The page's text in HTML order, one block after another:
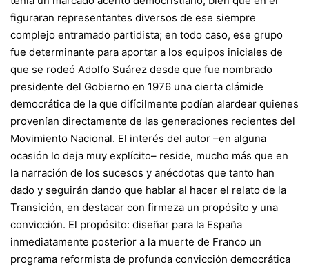
figuraran representantes diversos de ese siempre
complejo entramado partidista; en todo caso, ese grupo
fue determinante para aportar a los equipos iniciales de
que se rodeó Adolfo Suárez desde que fue nombrado
presidente del Gobierno en 1976 una cierta clámide
democrática de la que difícilmente podían alardear quienes
provenían directamente de las generaciones recientes del
Movimiento Nacional. El interés del autor –en alguna
ocasión lo deja muy explícito– reside, mucho más que en
la narración de los sucesos y anécdotas que tanto han
dado y seguirán dando que hablar al hacer el relato de la
Transición, en destacar con firmeza un propósito y una
convicción. El propósito: diseñar para la España
inmediatamente posterior a la muerte de Franco un
programa reformista de profunda convicción democrática